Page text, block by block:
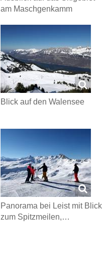
am Maschgenkamm
Blick auf den Walensee
Panorama bei Leist mit Blick
zum Spitzmeilen,…